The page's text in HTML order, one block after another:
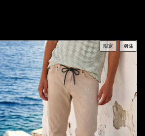
限定 別注